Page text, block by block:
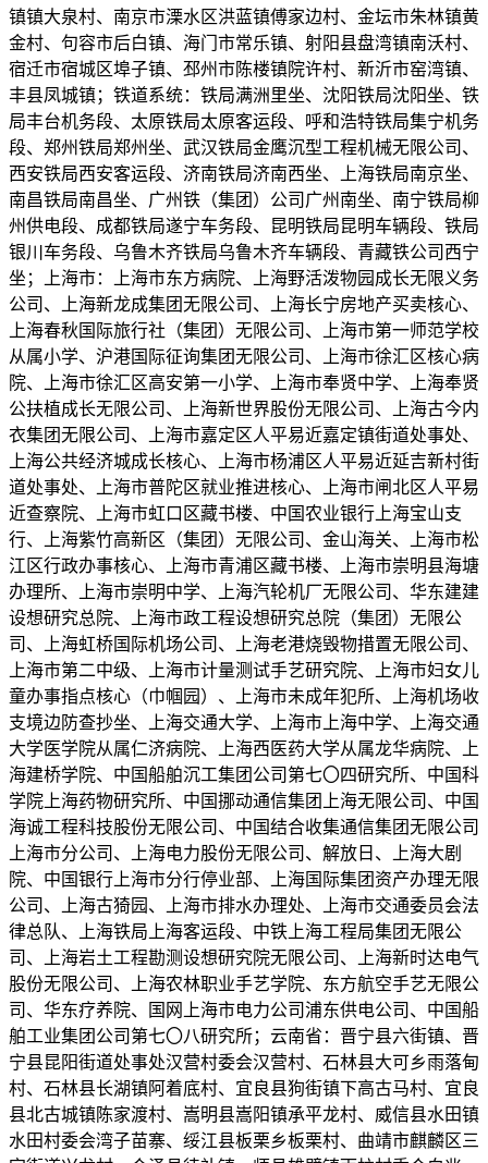
镇镇大泉村、南京市溧水区洪蓝镇傅家边村、金坛市朱林镇黄
金村、句容市后白镇、海门市常乐镇、射阳县盘湾镇南沃村、
宿迁市宿城区埠子镇、邳州市陈楼镇院许村、新沂市窑湾镇、
丰县凤城镇；铁道系统：铁局满洲里坐、沈阳铁局沈阳坐、铁
局丰台机务段、太原铁局太原客运段、呼和浩特铁局集宁机务
段、郑州铁局郑州坐、武汉铁局金鹰沉型工程机械无限公司、
西安铁局西安客运段、济南铁局济南西坐、上海铁局南京坐、
南昌铁局南昌坐、广州铁（集团）公司广州南坐、南宁铁局柳
州供电段、成都铁局遂宁车务段、昆明铁局昆明车辆段、铁局
银川车务段、乌鲁木齐铁局乌鲁木齐车辆段、青藏铁公司西宁
坐；上海市：上海市东方病院、上海野活泼物园成长无限义务
公司、上海新龙成集团无限公司、上海长宁房地产买卖核心、
上海春秋国际旅行社（集团）无限公司、上海市第一师范学校
从属小学、沪港国际征询集团无限公司、上海市徐汇区核心病
院、上海市徐汇区高安第一小学、上海市奉贤中学、上海奉贤
公扶植成长无限公司、上海新世界股份无限公司、上海古今内
衣集团无限公司、上海市嘉定区人平易近嘉定镇街道处事处、
上海公共经济城成长核心、上海市杨浦区人平易近延吉新村街
道处事处、上海市普陀区就业推进核心、上海市闸北区人平易
近查察院、上海市虹口区藏书楼、中国农业银行上海宝山支
行、上海紫竹高新区（集团）无限公司、金山海关、上海市松
江区行政办事核心、上海市青浦区藏书楼、上海市崇明县海塘
办理所、上海市崇明中学、上海汽轮机厂无限公司、华东建建
设想研究总院、上海市政工程设想研究总院（集团）无限公
司、上海虹桥国际机场公司、上海老港烧毁物措置无限公司、
上海市第二中级、上海市计量测试手艺研究院、上海市妇女儿
童办事指点核心（巾帼园）、上海市未成年犯所、上海机场收
支境边防查抄坐、上海交通大学、上海市上海中学、上海交通
大学医学院从属仁济病院、上海西医药大学从属龙华病院、上
海建桥学院、中国船舶沉工集团公司第七〇四研究所、中国科
学院上海药物研究所、中国挪动通信集团上海无限公司、中国
海诚工程科技股份无限公司、中国结合收集通信集团无限公司
上海市分公司、上海电力股份无限公司、解放日、上海大剧
院、中国银行上海市分行停业部、上海国际集团资产办理无限
公司、上海古猗园、上海市排水办理处、上海市交通委员会法
律总队、上海铁局上海客运段、中铁上海工程局集团无限公
司、上海岩土工程勘测设想研究院无限公司、上海新时达电气
股份无限公司、上海农林职业手艺学院、东方航空手艺无限公
司、华东疗养院、国网上海市电力公司浦东供电公司、中国船
舶工业集团公司第七〇八研究所；云南省：晋宁县六街镇、晋
宁县昆阳街道处事处汉营村委会汉营村、石林县大可乡雨落甸
村、石林县长湖镇阿着底村、宜良县狗街镇下高古马村、宜良
县北古城镇陈家渡村、嵩明县嵩阳镇承平龙村、威信县水田镇
水田村委会湾子苗寨、绥江县板栗乡板栗村、曲靖市麒麟区三